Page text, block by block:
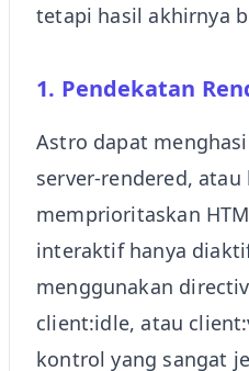
tetapi hasil akhirnya
1. Pendekatan
Astro dapat
server-rendered,
memprioritaskan
interaktif hanya
menggunakan
client:idle, atau
kontrol yang sangat